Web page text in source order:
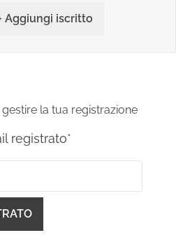
Aggiungi iscritto
la tua registrazione
registrato*